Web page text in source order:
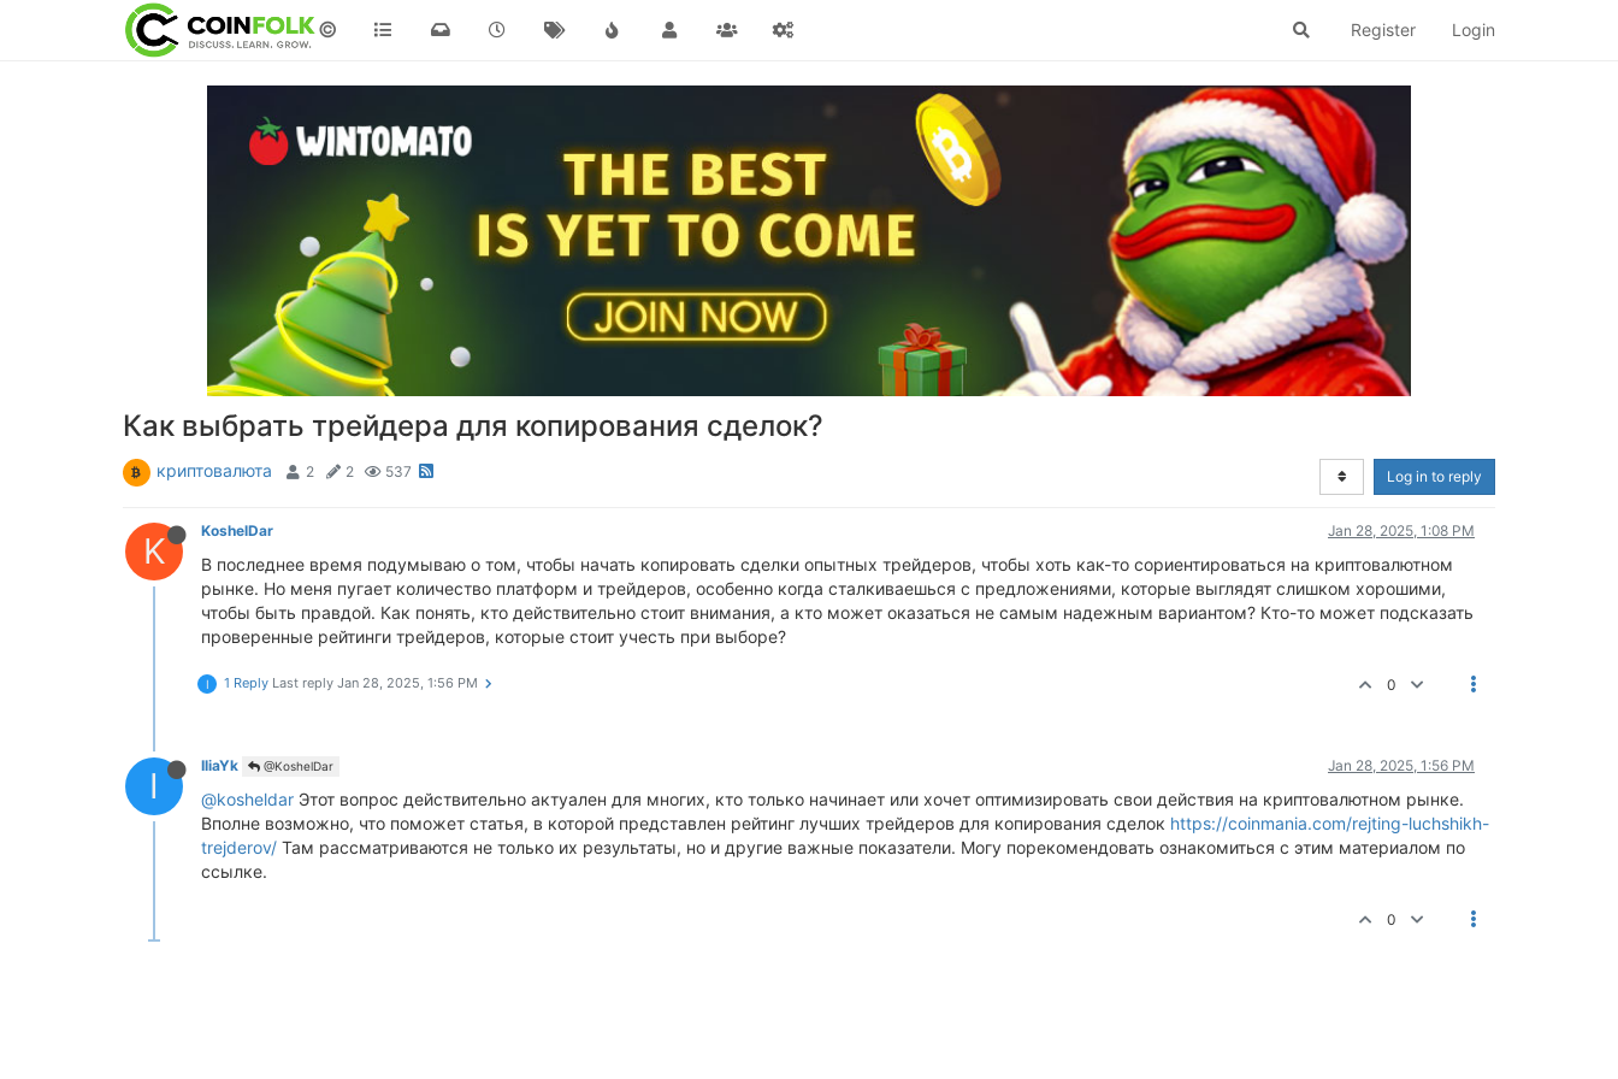
© Register Login
Как выбрать трейдера для копирования сделок?
криптовалюта 2 2 537 Log in to reply
K KoshelDar Jan 28, 2025, 1:08 PM
В последнее время подумываю о том, чтобы начать копировать сделки опытных трейдеров, чтобы хоть как-то сориентироваться на криптовалютном
рынке. Но меня пугает количество платформ и трейдеров, особенно когда сталкиваешься с предложениями, которые выглядят слишком хорошими,
чтобы быть правдой. Как понять, кто действительно стоит внимания, а кто может оказаться не самым надежным вариантом? Кто-то может подсказать
проверенные рейтинги трейдеров, которые стоит учесть при выборе?
I 1 Reply Last reply Jan 28, 2025, 1:56 PM 0
I IliaYk @KoshelDar Jan 28, 2025, 1:56 PM
@kosheldar Этот вопрос действительно актуален для многих, кто только начинает или хочет оптимизировать свои действия на криптовалютном рынке.
Вполне возможно, что поможет статья, в которой представлен рейтинг лучших трейдеров для копирования сделок https://coinmania.com/rejting-luchshikh-
trejderov/ Там рассматриваются не только их результаты, но и другие важные показатели. Могу порекомендовать ознакомиться с этим материалом по
ссылке.
0